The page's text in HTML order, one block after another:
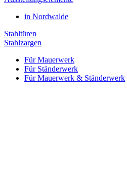
in Nordwalde
Stahltüren
Stahlzargen
Für Mauerwerk
Für Ständerwerk
Für Mauerwerk & Ständerwerk